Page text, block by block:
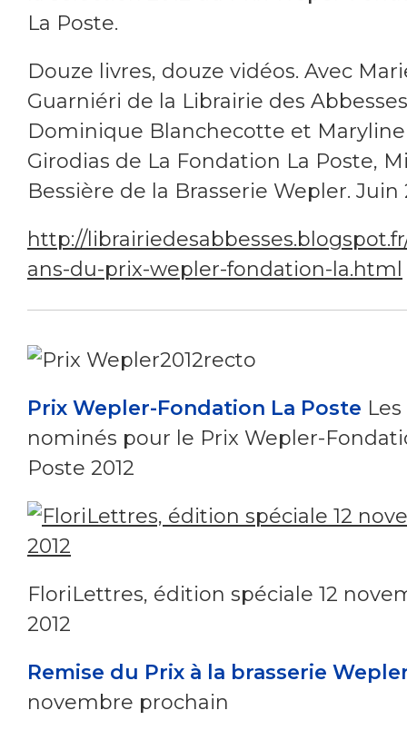
La Poste.
Douze livres, douze vidéos. Avec
Guarniéri de la Librairie des
Dominique Blanchecotte et Maryline
Girodias de La Fondation La Poste,
Bessière de la Brasserie Wepler. Juin
http://librairiedesabbesses.blogspot.fr/
ans-du-prix-wepler-fondation-la.html
Prix Wepler-Fondation La Poste
nominés pour le Prix Wepler-
Poste 2012
FloriLettres, édition spéciale 12
2012
Remise du Prix à la brasserie
novembre prochain